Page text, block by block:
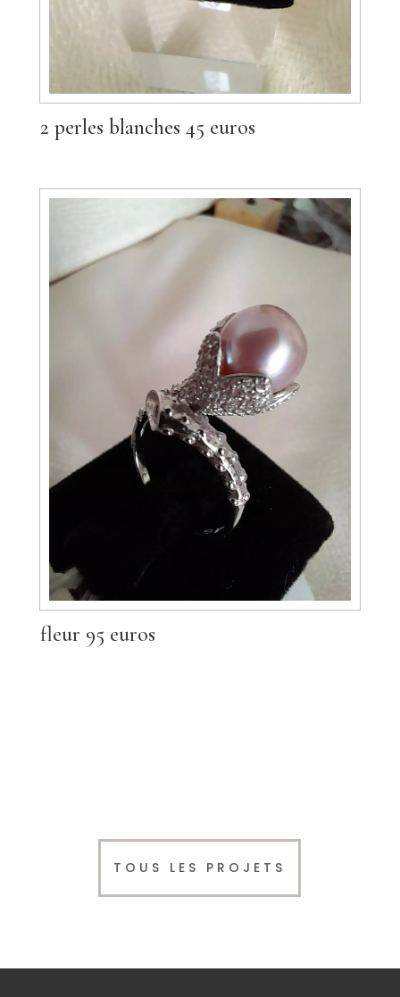
2 perles blanches 45 euros
fleur 95 euros
TOUS LES PROJETS